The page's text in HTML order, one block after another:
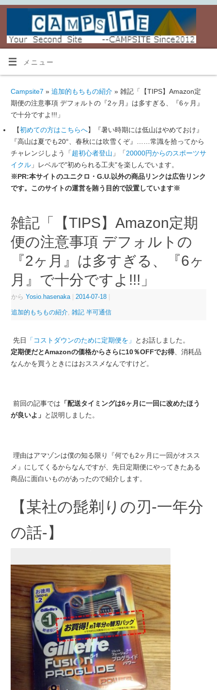
メニュー
Campsite7 » 追加的もちもの紹介» 雑記「【TIPS】Amazon定
期便の注意事項 デフォルトの『2ヶ月』は多すぎる、『6ヶ月』
で十分ですよ!!!」
【初めての方はこちらへ】『暑い時期には低山はやめておけ』
『高山は夏でも20°、春秋には吹雪くぞ』……常識を拾ってから
チャレンジしよう「超初心者登山 」「20000円からのスポーツサ
イクル」レベルで"初められる工夫"を楽しんでいます。
※PR:本サイトのユニクロ・G.U.以外の商品リンクは広告リンク
です。このサイトの運営を賄う目的で設置しています※
雑記「【TIPS】Amazon定期
便の注意事項 デフォルトの
『2ヶ月』は多すぎる、『6ヶ
月』で十分ですよ!!!」
から Yosio.hasenaka 2014-07-18
追加的もちもの紹介, 雑記 半可通信
先日 「コストダウンのために定期便を」
とお話しました。
定期便だとAmazonの価格からさらに10％OFFでお得、消耗品
なんかを買うときにはおススメなんですけど。
前回の記事では 「配送タイミングは6ヶ月に一回に改めたほう
が良いよ」 と説明しました。
理由はアマゾンは僕の知る限り『何でも2ヶ月に一回がオスス
メ』にしてくるからなんですが、先日定期便にやってきたある
商品に面白いものがあったので紹介します。
【某社の髭剃りの刃-一年分
の話-】